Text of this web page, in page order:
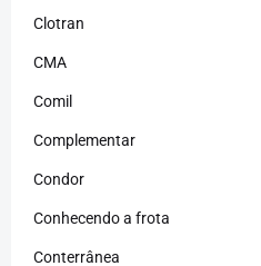
Clotran
CMA
Comil
Complementar
Condor
Conhecendo a frota
Conterrânea